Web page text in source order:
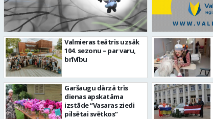
No pagaidu teātra līdz laikmetīgās
centram – kā attīstīsies “Kurtuve”
Valmieras teātris uzsāk
104. sezonu – par varu,
brīvību
Garšaugu dārzā trīs
dienas apskatāma
izstāde “Vasaras ziedi
pilsētai svētkos”